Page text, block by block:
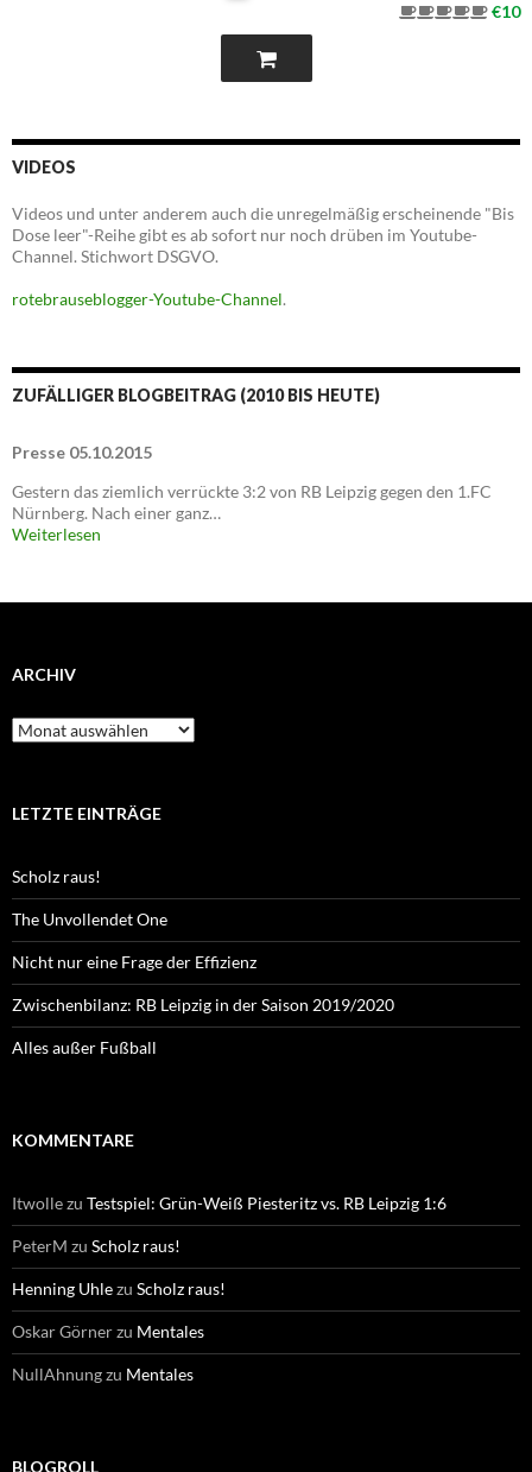
€10
VIDEOS
Videos und unter anderem auch die unregelmäßig erscheinende "Bis
Dose leer"-Reihe gibt es ab sofort nur noch drüben im Youtube-
Channel. Stichwort DSGVO.
rotebrauseblogger-Youtube-Channel.
ZUFÄLLIGER BLOGBEITRAG (2010 BIS HEUTE)
Presse 05.10.2015
Gestern das ziemlich verrückte 3:2 von RB Leipzig gegen den 1.FC
Nürnberg. Nach einer ganz…
Weiterlesen
ARCHIV
Archiv
LETZTE EINTRÄGE
Scholz raus!
The Unvollendet One
Nicht nur eine Frage der Effizienz
Zwischenbilanz: RB Leipzig in der Saison 2019/2020
Alles außer Fußball
KOMMENTARE
Itwollezu Testspiel: Grün-Weiß Piesteritz vs. RB Leipzig 1:6
PeterM zu Scholz raus!
Henning Uhlezu Scholz raus!
Oskar Görnerzu Mentales
NullAhnungzu Mentales
BLOGROLL